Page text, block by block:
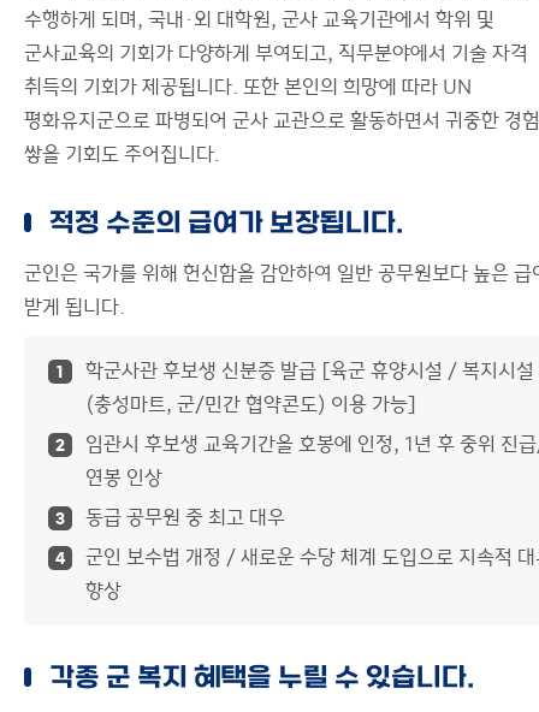
수행하게 되며, 국내·외 대학원, 군사 교육기관에서 학위 및
군사교육의 기회가 다양하게 부여되고, 직무분야에서 기술 자격
취득의 기회가 제공됩니다. 또한 본인의 희망에 따라 UN
평화유지군으로 파병되어 군사 교관으로 활동하면서 귀중한 경
쌓을 기회도 주어집니다.
적정 수준의 급여가 보장됩니다.
군인은 국가를 위해 헌신함을 감안하여 일반 공무원보다 높은 급
받게 됩니다.
1
학군사관 후보생 신분증 발급 [육군 휴양시설 / 복지시설
(충성마트, 군/민간 협약콘도) 이용 가능]
2
임관시 후보생 교육기간을 호봉에 인정, 1년 후 중위 진
연봉 인상
3 동급 공무원 중 최고 대우
4
군인 보수법 개정 / 새로운 수당 체계 도입으로 지속적
향상
각종 군 복지 혜택을 누릴 수 있습니다.